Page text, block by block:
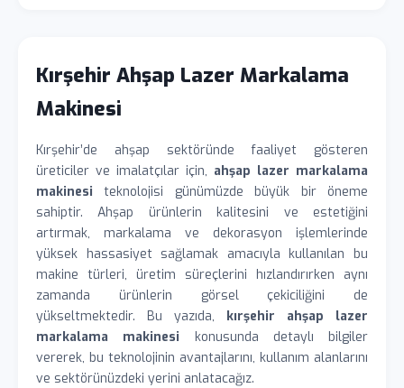
Kırşehir Ahşap Lazer Markalama
Makinesi
Kırşehir’de ahşap sektöründe faaliyet gösteren
üreticiler ve imalatçılar için, ahşap lazer markalama
makinesi teknolojisi günümüzde büyük bir öneme
sahiptir. Ahşap ürünlerin kalitesini ve estetiğini
artırmak, markalama ve dekorasyon işlemlerinde
yüksek hassasiyet sağlamak amacıyla kullanılan bu
makine türleri, üretim süreçlerini hızlandırırken aynı
zamanda ürünlerin görsel çekiciliğini de
yükseltmektedir. Bu yazıda, kırşehir ahşap lazer
markalama makinesi konusunda detaylı bilgiler
vererek, bu teknolojinin avantajlarını, kullanım alanlarını
ve sektörünüzdeki yerini anlatacağız.